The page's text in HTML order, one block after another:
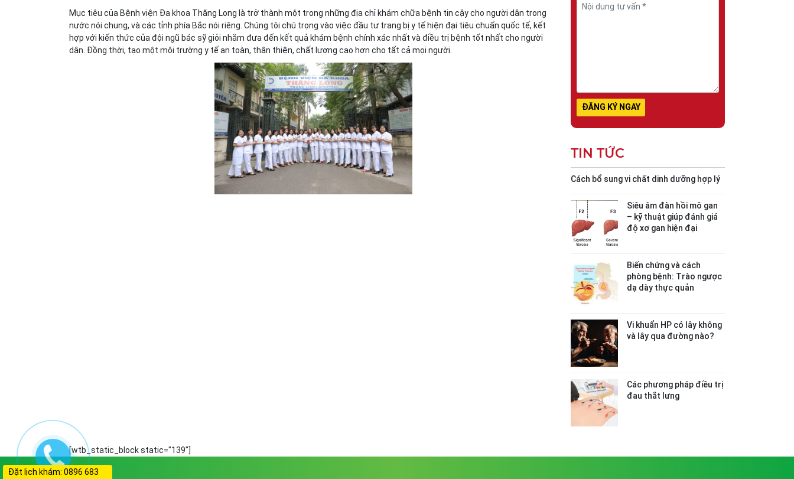
Mục tiêu của Bệnh viện Đa khoa Thăng Long là trở thành một trong những địa chỉ khám chữa bệnh tin cậy cho người dân trong
nước nói chung, và các tỉnh phía Bắc nói riêng. Chúng tôi chú trọng vào việc đầu tư trang bị y tế hiện đại tiêu chuẩn quốc tế, kết
hợp với kiến thức của đội ngũ bác sỹ giỏi nhằm đưa đến kết quả khám bệnh chính xác nhất và điều trị bệnh tốt nhất cho người
dân. Đồng thời, tạo một môi trường y tế an toàn, thân thiện, chất lượng cao hơn cho tất cả mọi người.
TIN TỨC
Cách bổ sung vi chất dinh dưỡng hợp lý
Siêu âm đàn hồi mô gan
– kỹ thuật giúp đánh giá
độ xơ gan hiện đại
Biến chứng và cách
phòng bệnh: Trào ngược
dạ dày thực quản
Vi khuẩn HP có lây không
và lây qua đường nào?
Các phương pháp điều trị
đau thắt lưng
[wtb_static_block static="139"]
Đặt lịch khám: 0896 683